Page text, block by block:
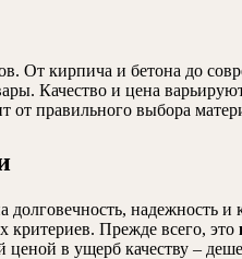
кирпича и бетона до
Качество и цена
от правильного выбора
надежность
критериев. Прежде всего, это
ценой в ущерб качеству –